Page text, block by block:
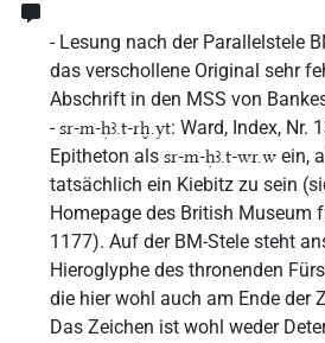
- Lesung nach der Parallelstele
das verschollene Original sehr
Abschrift in den MSS von
-sr-m-ḥꜣ.t-rḫ.yt: Ward, Index, Nr.
Epitheton als sr-m-ḥꜣ.t-wr.w ein,
tatsächlich ein Kiebitz zu sein
Homepage des British Museum
1177). Auf der BM-Stele steht
Hieroglyphe des thronenden
die hier wohl auch am Ende der
Das Zeichen ist wohl weder